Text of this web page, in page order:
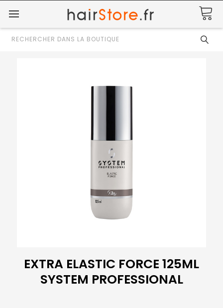
Rechercher
EXTRA ELASTIC FORCE 125ML
SYSTEM PROFESSIONAL